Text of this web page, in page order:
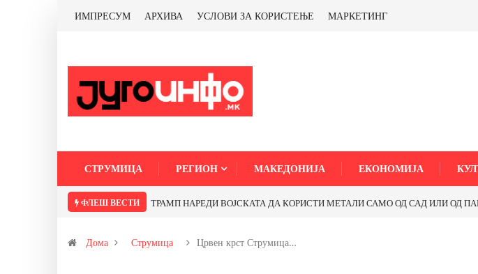
ИМПРЕСУМ АРХИВА УСЛОВИ ЗА КОРИСТЕЊЕ МАРКЕТИНГ
СТРУМИЦА РЕГИОН МАКЕДОНИЈА ЕКОНОМИЈА
ФЛЕШ ВЕСТИ ТРАМП НАРЕДИ ВОЈСКАТА ДА КОРИСТИ МЕТАЛИ САМО ОД САД ИЛИ ОД
Дома Струмица Црвен крст Струмица…